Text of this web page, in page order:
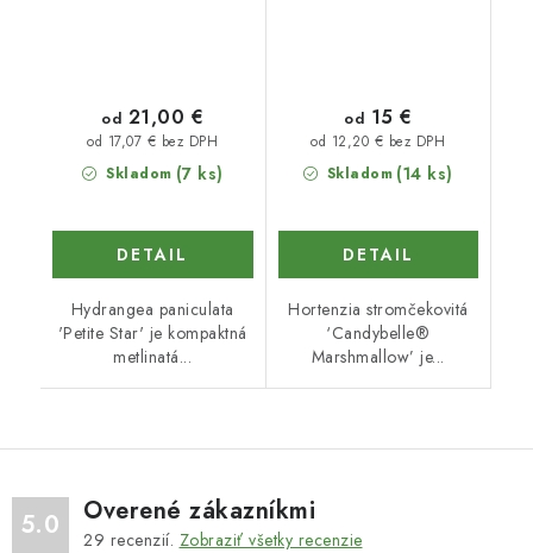
Skladom (7 ks)
od 17,07 € bez DPH
od 21,00 €
DETAIL
Hydrangea paniculata
'Petite Star' je kompaktná
metlinatá...
Skladom (14 ks)
od 12,20 € bez DPH
od 15 €
DETAIL
Hortenzia stromčekovitá
‘Candybelle®
Marshmallow’ je...
5.0 Overené zákazníkmi
29 recenzií. Zobraziť všetky recenzie